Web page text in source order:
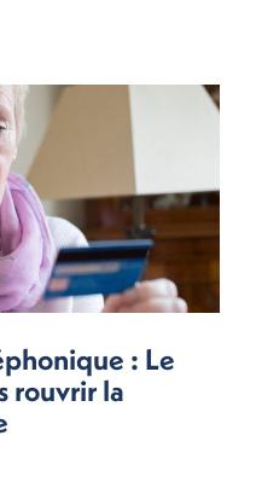
: Le
rouvrir la